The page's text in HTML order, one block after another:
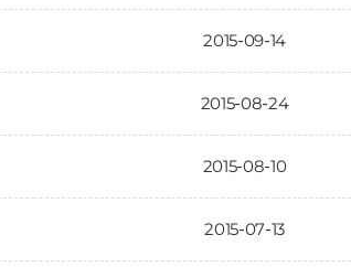
2015-09-14
2015-08-24
2015-08-10
2015-07-13